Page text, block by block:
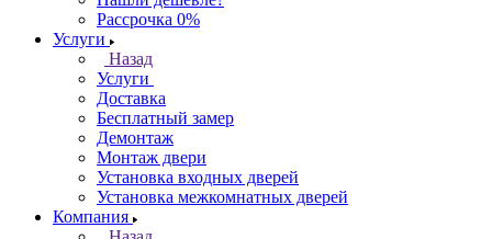
Рассрочка 0%
Услуги
Назад
Услуги
Доставка
Бесплатный замер
Демонтаж
Монтаж двери
Установка входных дверей
Установка межкомнатных дверей
Компания